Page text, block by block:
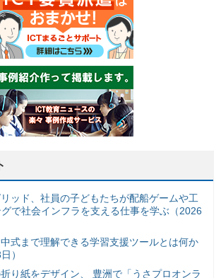
ッド、社員の子どもたちが配船ゲームや工
で社会インフラを支える仕事を学ぶ（2026
中式まで理解できる学習支援ツールとは何か
）
り紙をデザイン、 豊洲で「うさプロオンラ